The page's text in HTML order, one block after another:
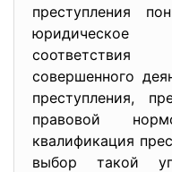
преступления
юридическое
совершенного
преступления,
правовой
квалификация
выбор такой